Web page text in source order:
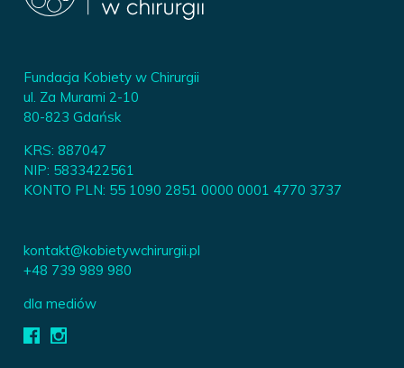
Fundacja Kobiety w Chirurgii
ul. Za Murami 2-10
80-823 Gdańsk
KRS: 887047
NIP: 5833422561
KONTO PLN: 55 1090 2851 0000 0001 4770 3737
kontakt@kobietywchirurgii.pl
+48 739 989 980
dla mediów